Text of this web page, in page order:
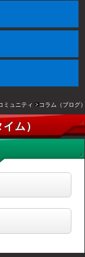
ミュニティ コラム（ブログ
ム）